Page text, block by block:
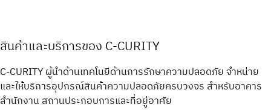
สินค้าและบริการของ C-CURITY
C-CURITY ผู้นำด้านเทคโนยีด้านการรักษาความปลอดภัย จำหน่าย
และให้บริการอุปกรณ์สินค้าความปลอดภัยครบวงจร สำหรับอาคาร
สำนักงาน สถานประกอบการและที่อยู่อาศัย